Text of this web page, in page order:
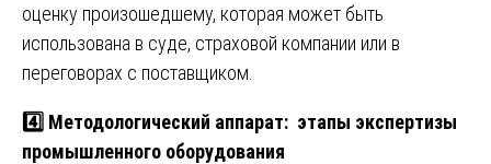
оценку произошедшему, которая может быть
использована в суде, страховой компании или в
переговорах с поставщиком.
4️⃣ Методологический аппарат: этапы экспертизы
промышленного оборудования